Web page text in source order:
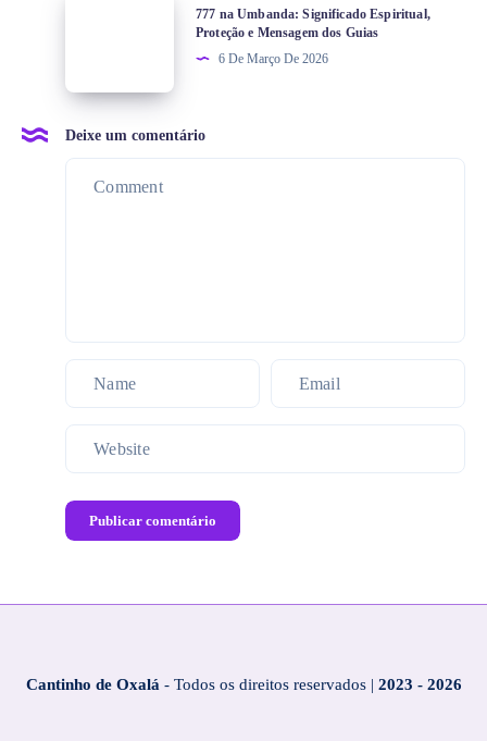
777 na Umbanda: Significado Espiritual,
Proteção e Mensagem dos Guias
6 De Março De 2026
Deixe um comentário
Publicar comentário
Cantinho de Oxalá - Todos os direitos reservados | 2023 - 2026